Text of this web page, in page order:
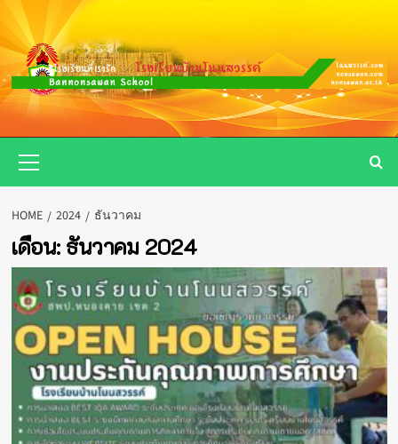
Skip
content
Menu
HOME 2024 ธันวาคม
เดือน: ธันวาคม 2024